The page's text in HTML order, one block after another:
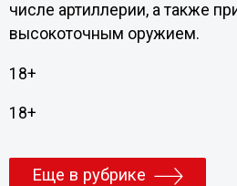
числе артиллерии, а также
высокоточным оружием.
18+
18+
Еще в рубрике